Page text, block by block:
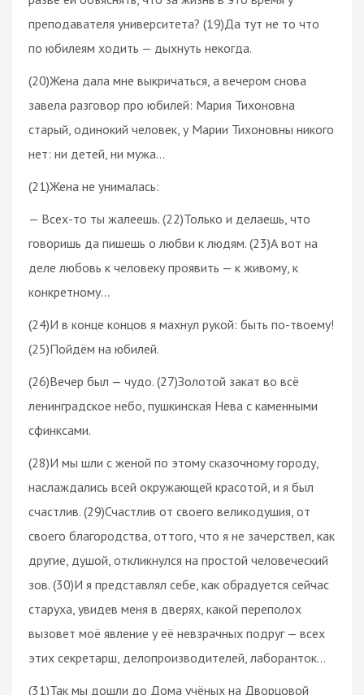
преподавателя университета? (19)Да тут не то что
по юбилеям ходить — дыхнуть некогда.
(20)Жена дала мне выкричаться, а вечером снова
завела разговор про юбилей: Мария Тихоновна
старый, одинокий человек, у Марии Тихоновны никого
нет: ни детей, ни мужа…
(21)Жена не унималась:
— Всех-то ты жалеешь. (22)Только и делаешь, что
говоришь да пишешь о любви к людям. (23)А вот на
деле любовь к человеку проявить — к живому, к
конкретному…
(24)И в конце концов я махнул рукой: быть по-твоему!
(25)Пойдём на юбилей.
(26)Вечер был — чудо. (27)Золотой закат во всё
ленинградское небо, пушкинская Нева с каменными
сфинксами.
(28)И мы шли с женой по этому сказочному городу,
наслаждались всей окружающей красотой, и я был
счастлив. (29)Счастлив от своего великодушия, от
своего благородства, оттого, что я не зачерствел, как
другие, душой, откликнулся на простой человеческий
зов. (30)И я представлял себе, как обрадуется сейчас
старуха, увидев меня в дверях, какой переполох
вызовет моё явление у её невзрачных подруг — всех
этих секретарш, делопроизводителей, лаборанток…
(31)Так мы дошли до Дома учёных на Дворцовой